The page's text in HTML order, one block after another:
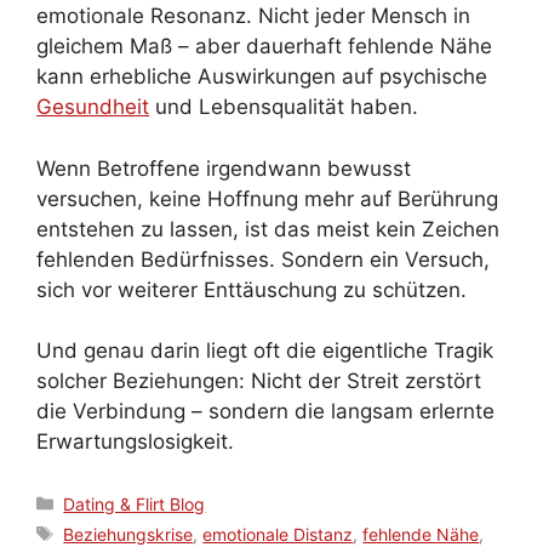
emotionale Resonanz. Nicht jeder Mensch in
gleichem Maß – aber dauerhaft fehlende Nähe
kann erhebliche Auswirkungen auf psychische
Gesundheit und Lebensqualität haben.
Wenn Betroffene irgendwann bewusst
versuchen, keine Hoffnung mehr auf Berührung
entstehen zu lassen, ist das meist kein Zeichen
fehlenden Bedürfnisses. Sondern ein Versuch,
sich vor weiterer Enttäuschung zu schützen.
Und genau darin liegt oft die eigentliche Tragik
solcher Beziehungen: Nicht der Streit zerstört
die Verbindung – sondern die langsam erlernte
Erwartungslosigkeit.
Kategorien
Dating & Flirt Blog
Schlagwörter
Beziehungskrise,emotionale Distanz,fehlende Nähe,